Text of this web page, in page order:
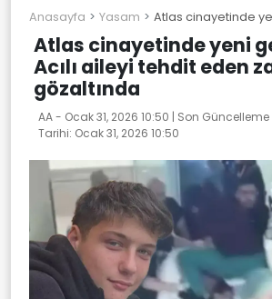
Anasayfa Yasam Atlas cinayetinde
Atlas cinayetinde yeni
Acılı aileyi tehdit eden
gözaltında
AA - Ocak 31, 2026 10:50 | Son Güncelleme
Tarihi: Ocak 31, 2026 10:50